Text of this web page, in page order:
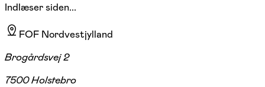
Indlæser siden...
FOF Nordvestjylland
Brogårdsvej 2
7500 Holstebro